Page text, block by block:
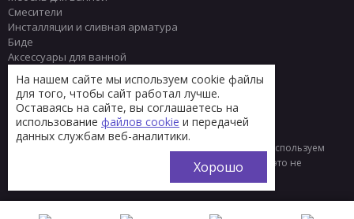
Смесители
Инсталляции и сливная арматура
Биде
Аксессуары для ванной
Полотенцесушители
Комплектующие
Плитка
© 2013 - 2026 Интернет-магазин сантехники Тренд
Мы используем
файлы «cookie» для функционирования сайта. Если вас это не
На нашем сайте мы используем cookie файлы
для того, чтобы сайт работал лучше.
Оставаясь на сайте, вы соглашаетесь на
использование файлов cookie и передачей
данных службам веб-аналитики.
Хорошо